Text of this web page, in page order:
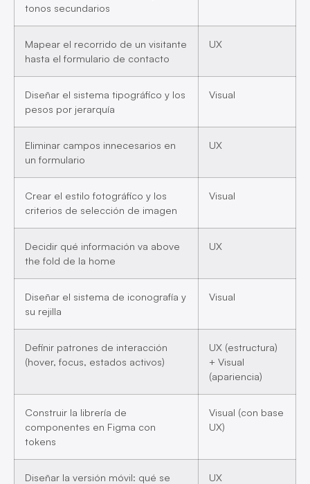
tonos secundarios
Mapear el recorrido de un visitante
hasta el formulario de contacto
UX
Diseñar el sistema tipográfico y los
pesos por jerarquía
Visual
Eliminar campos innecesarios en
un formulario
UX
Crear el estilo fotográfico y los
criterios de selección de imagen
Visual
Decidir qué información va above
the fold de la home
UX
Diseñar el sistema de iconografía y
su rejilla
Visual
Definir patrones de interacción
(hover, focus, estados activos)
UX (estructura)
+ Visual
(apariencia)
Construir la librería de
componentes en Figma con
tokens
Visual (con base
UX)
Diseñar la versión móvil: qué se
UX